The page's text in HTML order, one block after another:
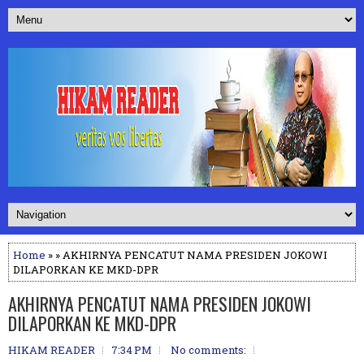
Home » » AKHIRNYA PENCATUT NAMA PRESIDEN JOKOWI
DILAPORKAN KE MKD-DPR
AKHIRNYA PENCATUT NAMA PRESIDEN JOKOWI
DILAPORKAN KE MKD-DPR
HIKAM READER 7:34 PM
No comments: